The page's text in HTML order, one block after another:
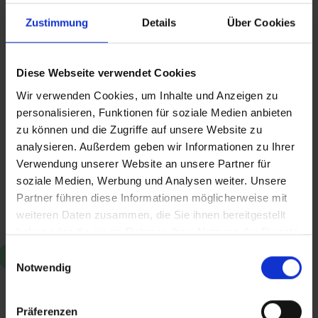
Zustimmung Details Über Cookies
Diese Webseite verwendet Cookies
Wir verwenden Cookies, um Inhalte und Anzeigen zu
personalisieren, Funktionen für soziale Medien anbieten
zu können und die Zugriffe auf unsere Website zu
analysieren. Außerdem geben wir Informationen zu Ihrer
Verwendung unserer Website an unsere Partner für
soziale Medien, Werbung und Analysen weiter. Unsere
Partner führen diese Informationen möglicherweise mit
weiteren Daten zusammen, die Sie ihnen bereitgestellt
haben oder die sie im Rahmen Ihrer Nutzung der Dienste
Notwendig
Präferenzen
40 Jahre Fachkraft-Entsendung
Wir sind 40! Zu diesem Jubiläum trafen wir
unseren Gründer Winrich Scheffbuch.
Weiterlesen